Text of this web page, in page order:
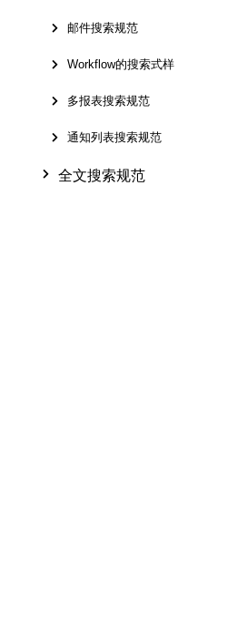
邮件搜索规范
Workflow的搜索式样
多报表搜索规范
通知列表搜索规范
全文搜索规范